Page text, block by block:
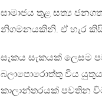
සාමාජය තුළ සත්‍ය
නිගමනයකිනි. ඒ හැර
සැකය සැකයක් ලෙසම
බලාපොරොත්තු විය
කාලාන්තරයක් පවතින